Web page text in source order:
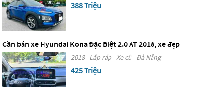
388 Triệu
Cần bán xe Hyundai Kona Đặc Biệt 2.0 AT 2018, xe đẹp
2018 - Lắp ráp - Xe cũ - Đà Nẵng
425 Triệu